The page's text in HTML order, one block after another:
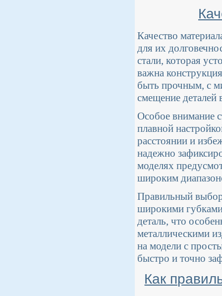
Качество
для их
стали, которая
важна
быть прочным, с
смещение деталей
Особое внимание
плавной
расстоянии и
надежно
моделях
широким
Правильный
широкими губками
деталь, что
металлическими
на модели с
быстро и точно
Как